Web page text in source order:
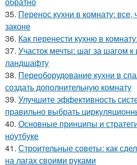
35. Перенос кухни в комнату: все,
законе
36. Как перенести кухню в
37. Участок мечты: шаг за шагом
ландшафту
38. Переоборудование кухни в
создать дополнительную комнату
39. Улучшите эффективность
правильно выбрать
40. Основные принципы и
ноутбуке
41. Строительные советы: как
на лагах своими руками